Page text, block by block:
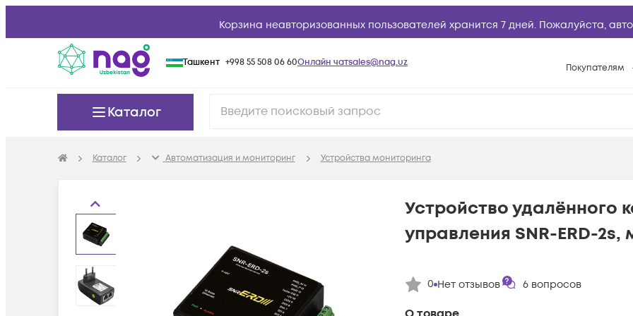
Корзина неавторизованных пользователей хранится 7 дней. Пожалуйста,
Ташкент +998 55 508 06 60Онлайн чатsales@nag.uz Покупателям
База знаний
Каталог
Каталог Автоматизация и мониторинг Устройства мониторинга
Устройство удалённого
управления SNR-ERD-2s,
0 Нет отзывов 6 вопросов